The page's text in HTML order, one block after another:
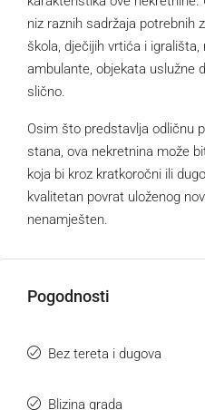
niz raznih sadržaja potrebnih
škola, dječijih vrtića i
ambulante, objekata uslužne
slično.
Osim što predstavlja odličnu
stana, ova nekretnina može
koja bi kroz kratkoročni ili
kvalitetan povrat uloženog
nenamješten.
Pogodnosti
Bez tereta i dugova
Blizina grada